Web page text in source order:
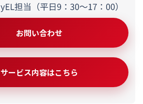
お問い合わせ
サービス内容はこちら